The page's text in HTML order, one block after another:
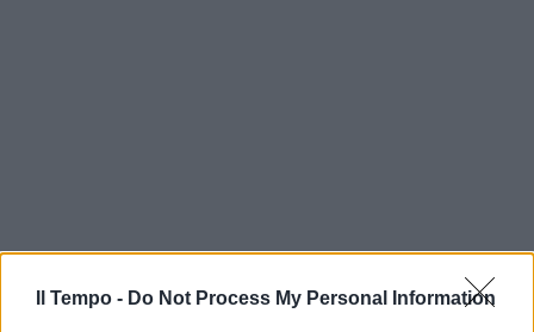
Il Tempo - Do Not Process My Personal Information